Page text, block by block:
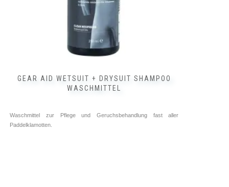
GEAR AID WETSUIT + DRYSUIT SHAMPOO
WASCHMITTEL
Waschmittel zur Pflege und Geruchsbehandlung fast aller
Paddelklamotten.